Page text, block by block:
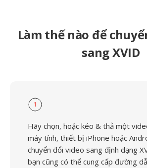
Làm thế nào để
sang XVID
1
Hãy chọn, hoặc kéo & thả một
máy tính, thiết bị iPhone hoặc
chuyển đổi video sang định dạng
bạn cũng có thể cung cấp đường